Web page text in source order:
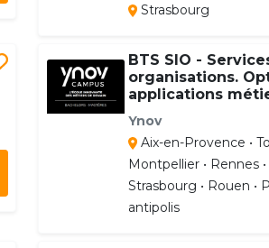
Strasbourg
BTS SIO -
organisations.
applications
Ynov
Aix-en-Provence •
Montpellier • Rennes •
Strasbourg • Rouen •
antipolis